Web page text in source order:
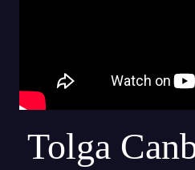
Tolga